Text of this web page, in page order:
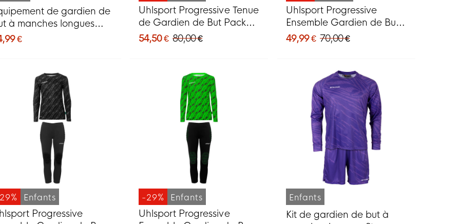
de gardien de
à manches longues
Trick pour enfants,
€
Uhlsport Progressive Tenue
de Gardien de But Pack
Enfants Bleu
54,50 € 80,00 €
Uhlsport Progressive
Ensemble Gardien de But
Manches Longues Enfants
Orange Noir
49,99 € 70,00 €
Enfants
Progressive
-29% Enfants
Uhlsport Progressive
Enfants
Kit de gardien de but à